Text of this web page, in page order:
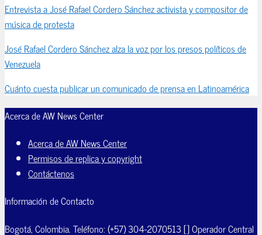
Entrevista a José Rafael Cordero Sánchez activista y compositor de
música de protesta
José Rafael Cordero Sánchez alza la voz por los presos políticos de
Venezuela
Cuánto cuesta publicar un comunicado de prensa en Latinoamérica
Acerca de AW News Center
Acerca de AW News Center
Permisos de replica y copyright
Contáctenos
Información de Contacto
Bogotá, Colombia. Teléfono: (+57) 304-2070513 [] Operador Central